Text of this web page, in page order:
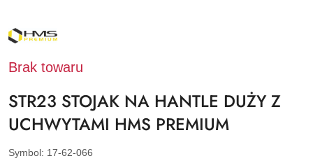
NAZWA
PRODUCENTA:
PREMIUM
Brak towaru
STR23 STOJAK NA HANTLE DUŻY Z
UCHWYTAMI HMS PREMIUM
Symbol: 17-62-066